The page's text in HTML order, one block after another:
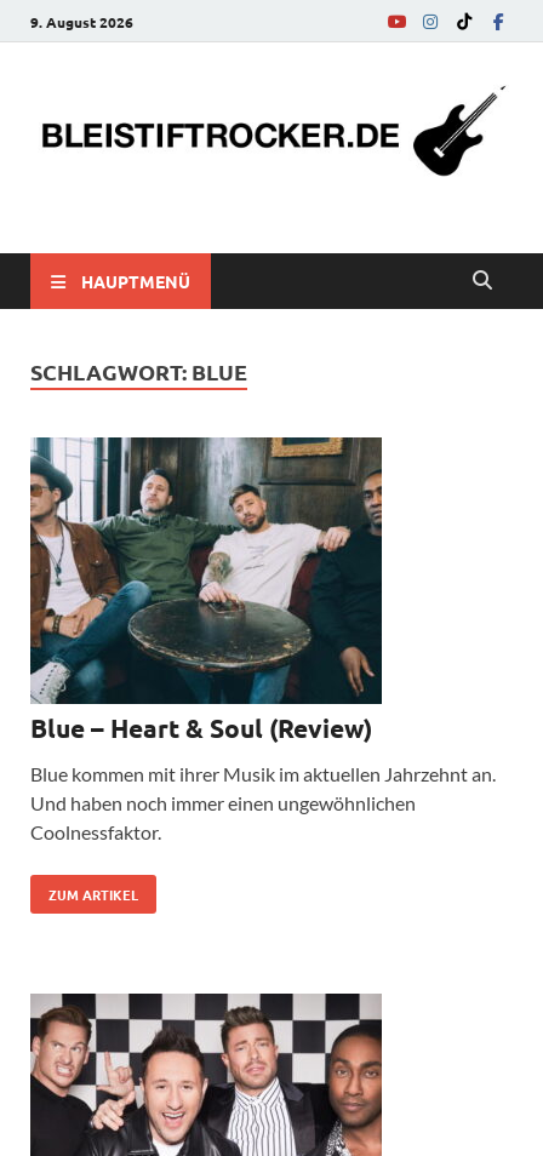
9. August 2026
bleistiftrocker.de
HAUPTMENÜ
SCHLAGWORT: BLUE
Blue – Heart & Soul (Review)
Blue kommen mit ihrer Musik im aktuellen Jahrzehnt an.
Und haben noch immer einen ungewöhnlichen
Coolnessfaktor.
ZUM ARTIKEL